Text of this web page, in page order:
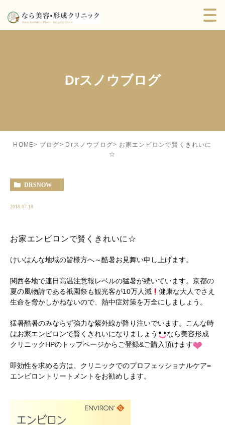
Drスノウブログ
HOME ブログ Drスノウブログ
お家エンビロンで賢くきれいに
☆
DRSNOW
2018.07.18
お家エンビロンで賢くきれいに☆
けいはんな地域の皆様方へ～酷暑お見舞い申し上げます。
関西各地で連日高温注意報レベルの猛暑が続いています。京都の
夏の風物詩である祇園祭も観光客が10万人減
健康な大人でさえ
生命を脅かしかねないので、熱中症対策を万全にしましょう。
猛暑酷暑のみならず強力な紫外線が降り注いでいます。こんな時
はお家エンビロンで賢くきれいになりましょう
なら美容形成
クリニックHPのトップページからご登録&ご購入頂けます
即効性を求める方は、クリニックでのプロフェッショナルケア=
エンビロントリートメントをお勧めします。